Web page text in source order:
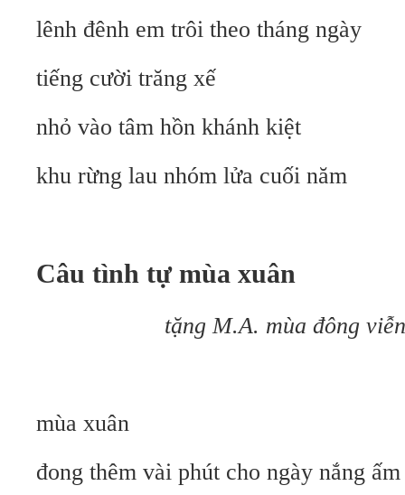
lênh đênh em trôi theo tháng ngày
tiếng cười trăng xế
nhỏ vào tâm hồn khánh kiệt
khu rừng lau nhóm lửa cuối năm
Câu tình tự mùa xuân
tặng M.A. mùa đông
mùa xuân
đong thêm vài phút cho ngày nắng ấm